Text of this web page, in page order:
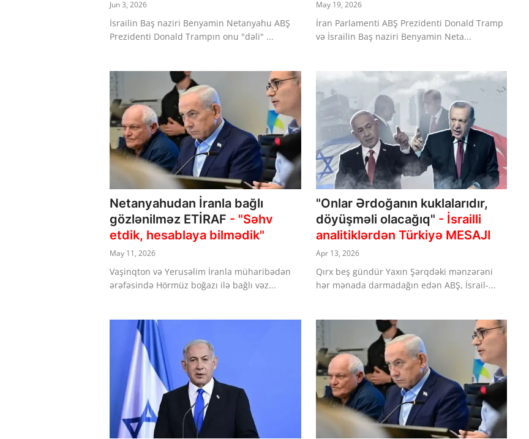
Jun 3, 2026
İsrailin Baş naziri Benyamin Netanyahu ABŞ
Prezidenti Donald Trampın onu "dəli" ...
May 19, 2026
İran Parlamenti ABŞ Prezidenti Donald Tramp
və İsrailin Baş naziri Benyamin Neta...
Netanyahudan İranla bağlı
gözlənilməz ETİRAF - "Səhv
etdik, hesablaya bilmədik"
May 11, 2026
Vaşinqton və Yerusəlim İranla müharibədən
ərəfəsində Hörmüz boğazı ilə bağlı vəz...
"Onlar Ərdoğanın kuklalarıdır,
döyüşməli olacağıq" - İsrailli
analitiklərdən Türkiyə MESAJI
Apr 13, 2026
Qırx beş gündür Yaxın Şərqdəki mənzərəni
hər mənada darmadağın edən ABŞ, İsrail-...